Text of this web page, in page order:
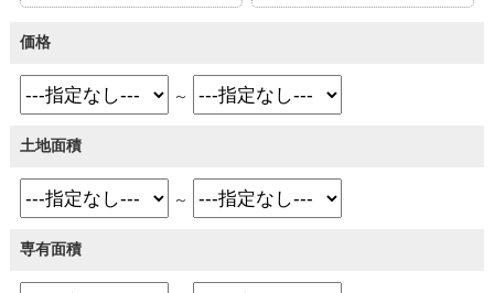
価格
～
土地面積
～
専有面積